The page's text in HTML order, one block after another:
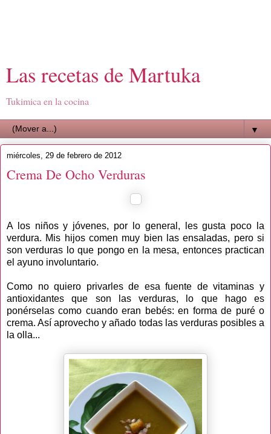
Las recetas de Martuka
Tukimica en la cocina
▼
miércoles, 29 de febrero de 2012
Crema De Ocho Verduras
A los niños y jóvenes, por lo general, les gusta poco la
verdura. Mis hijos comen muy bien las ensaladas, pero si
son verduras lo que pongo en la mesa, entonces practican
el ayuno involuntario.
Como no quiero privarles de esa fuente de vitaminas y
antioxidantes que son las verduras, lo que hago es
ponérselas como cuando eran bebés: en forma de puré o
crema. Así aprovecho y añado todas las verduras posibles a
la olla...